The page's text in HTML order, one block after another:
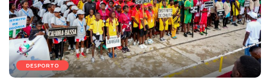
DESPORTO